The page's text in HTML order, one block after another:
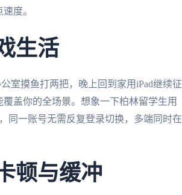
度。
生活
室摸鱼打两把，晚上回到家用iPad继续征
盖你的全场景。想象一下柏林留学生用
同一账号无需反复登录切换，多端同时在
顿与缓冲